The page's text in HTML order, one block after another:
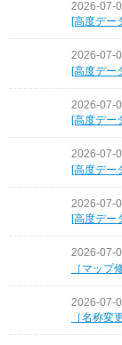
2026-07-
[高度デー
2026-07-
[高度デー
2026-07-
[高度デー
2026-07-
[高度デー
2026-07-
[高度デー
2026-07-
［マップ
2026-07-
［名称変